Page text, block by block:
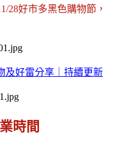
28好市多黑色購物節，
及好雷分享｜持續更新
時間